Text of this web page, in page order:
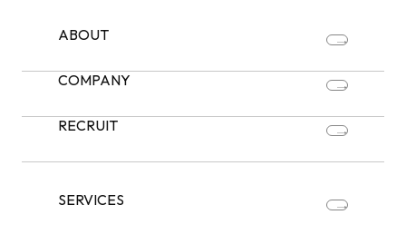
ABOUT
COMPANY
RECRUIT
SERVICES